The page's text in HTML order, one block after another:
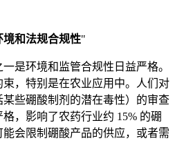
境和法规合规性"
是环境和监管合规性日益严格。
，特别是在农业应用中。人们对
些硼酸制剂的潜在毒性）的审查
，影响了农药行业约 15% 的硼
会限制硼酸产品的供应，或者需